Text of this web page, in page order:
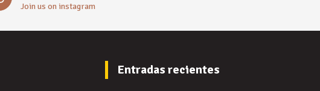
Join us on instagram
Entradas recientes